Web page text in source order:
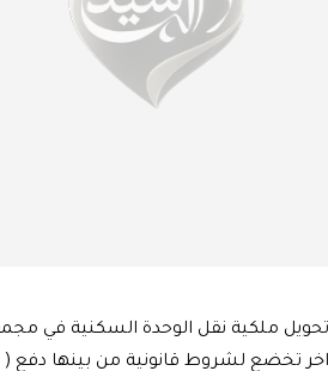
تحويل ملكية نقل الوحدة السكنية في